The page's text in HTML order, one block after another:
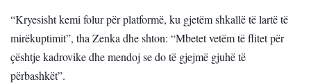
“Kryesisht kemi folur për platformë, ku gjetëm shkallë të lartë të
mirëkuptimit”, tha Zenka dhe shton: “Mbetet vetëm të flitet për
çështje kadrovike dhe mendoj se do të gjejmë gjuhë të
përbashkët”.